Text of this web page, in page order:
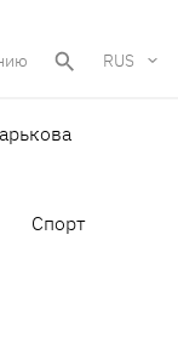
RUS
Спорт